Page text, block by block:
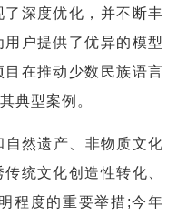
深度优化，并不断丰
户提供了优异的模型
在推动少数民族语言
典型案例。
自然遗产、非物质文化
统文化创造性转化、
程度的重要举措;今年